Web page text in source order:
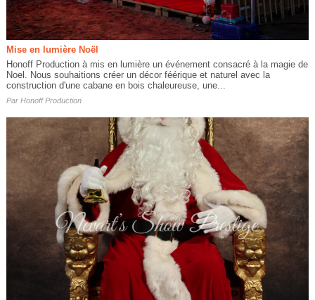
Mise en lumière Noël
Honoff Production à mis en lumière un événement consacré à la magie de
Noel. Nous souhaitions créer un décor féérique et naturel avec la
construction d'une cabane en bois chaleureuse, une...
Par Honoff Production